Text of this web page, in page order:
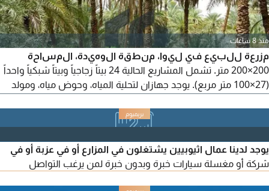
منذ 8 ساعات
مزرعة للبيع في ليوا، منطقة الوهيدة، المساحة
200×200 متر. تشمل المشاريع الحالية 24 بيتاً زجاجياً وبيتاً شبكياً واحداً
(27×100 متر مربع). يوجد جهازان لتحلية المياه، وحوض مياه، ومولد
فاكهة من 5 أنواع، و250 نخلة. سكن العمال متوفر في الموقع.
المطلوب مليون درهم. يمتنع الوسطاء. الرقم المرجعي FM7464.
يوجد لدينا عمال اثيوبيين يشتغلون في المزارع أو في عزبة أو في
شركة أو مغسلة سيارات خبرة وبدون خبرة لمن يرغب التواصل